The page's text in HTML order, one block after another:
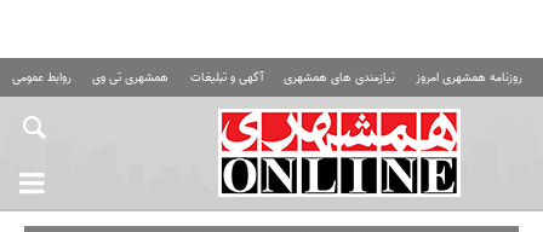
روزنامه همشهری امروز نیازمندی های همشهری آگهی و تبلیغات همشهری تی وی روابط عمومی